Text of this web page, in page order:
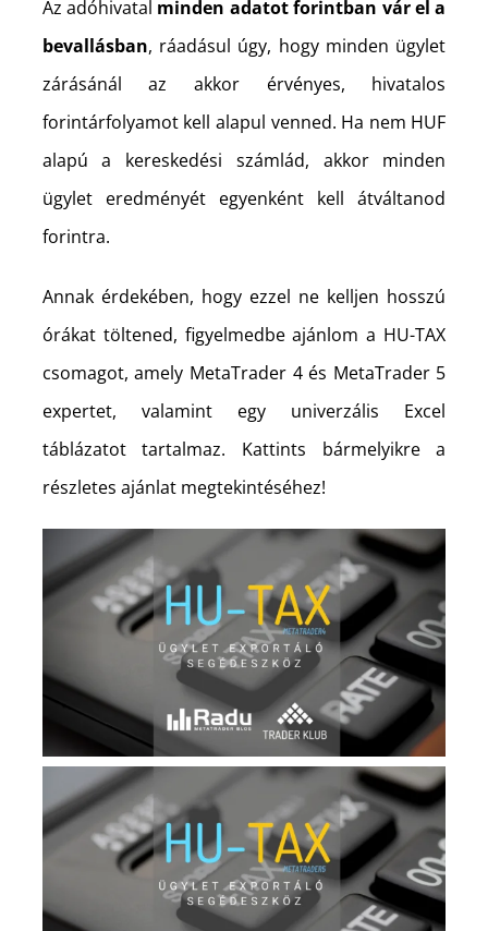
Az adóhivatal minden adatot forintban vár el a
bevallásban, ráadásul úgy, hogy minden ügylet
zárásánál az akkor érvényes, hivatalos
forintárfolyamot kell alapul venned. Ha nem HUF
alapú a kereskedési számlád, akkor minden
ügylet eredményét egyenként kell átváltanod
forintra.
Annak érdekében, hogy ezzel ne kelljen hosszú
órákat töltened, figyelmedbe ajánlom a HU-TAX
csomagot, amely MetaTrader 4 és MetaTrader 5
expertet, valamint egy univerzális Excel
táblázatot tartalmaz. Kattints bármelyikre a
részletes ajánlat megtekintéséhez!